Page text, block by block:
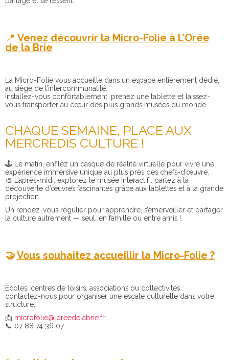
📍 Venez découvrir la Micro-Folie à L’Orée
de la Brie
La Micro-Folie vous accueille dans un espace entièrement dédié,
au siège de l’intercommunalité.
Installez-vous confortablement, prenez une tablette et laissez-
vous transporter au cœur des plus grands musées du monde.
CHAQUE SEMAINE, PLACE AUX
MERCREDIS CULTURE !
🕹️ Le matin, enfilez un casque de réalité virtuelle pour vivre une
expérience immersive unique au plus près des chefs-d’œuvre.
🎨 L’après-midi, explorez le musée interactif : partez à la
découverte d’œuvres fascinantes grâce aux tablettes et à la grande
projection.
Un rendez-vous régulier pour apprendre, s’émerveiller et partager
la culture autrement — seul, en famille ou entre amis !
🤝Vous souhaitez accueillir la Micro-Folie ?
Écoles, centres de loisirs, associations ou collectivités :
contactez-nous pour organiser une escale culturelle dans votre
structure.
📩 microfolie@loreedelabrie.fr
📞 07 88 74 36 07